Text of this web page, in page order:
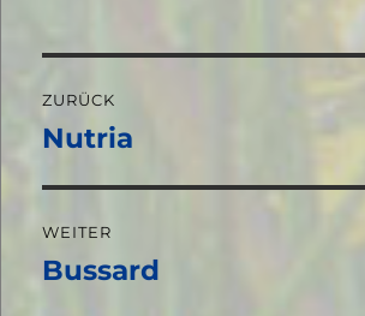
ZURÜCK
Vorheriger
Nutria
WEITER
Nächster
Bussard